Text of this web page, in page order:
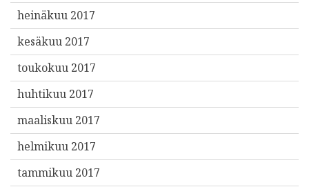
heinäkuu 2017
kesäkuu 2017
toukokuu 2017
huhtikuu 2017
maaliskuu 2017
helmikuu 2017
tammikuu 2017